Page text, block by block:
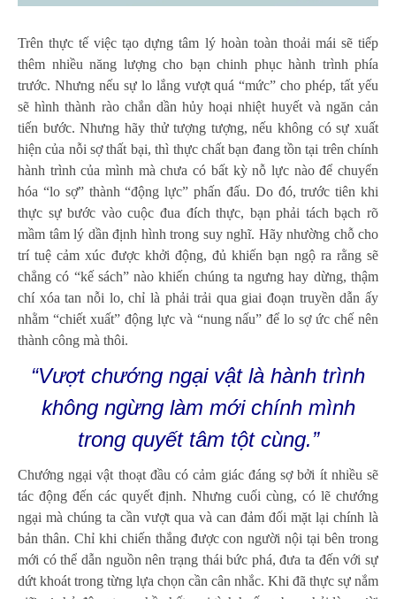
Trên thực tế việc tạo dựng tâm lý hoàn toàn thoải mái sẽ tiếp
thêm nhiều năng lượng cho bạn chinh phục hành trình phía
trước. Nhưng nếu sự lo lắng vượt quá “mức” cho phép, tất yếu
sẽ hình thành rào chắn dần hủy hoại nhiệt huyết và ngăn cản
tiến bước. Nhưng hãy thử tượng tượng, nếu không có sự xuất
hiện của nỗi sợ thất bại, thì thực chất bạn đang tồn tại trên chính
hành trình của mình mà chưa có bất kỳ nỗ lực nào để chuyển
hóa “lo sợ” thành “động lực” phấn đấu. Do đó, trước tiên khi
thực sự bước vào cuộc đua đích thực, bạn phải tách bạch rõ
mầm tâm lý dần định hình trong suy nghĩ. Hãy nhường chỗ cho
trí tuệ cảm xúc được khởi động, đủ khiến bạn ngộ ra rằng sẽ
chẳng có “kế sách” nào khiến chúng ta ngưng hay dừng, thậm
chí xóa tan nỗi lo, chỉ là phải trải qua giai đoạn truyền dẫn ấy
nhằm “chiết xuất” động lực và “nung nấu” để lo sợ ức chế nên
thành công mà thôi.
“Vượt chướng ngại vật là hành trình
không ngừng làm mới chính mình
trong quyết tâm tột cùng.”
Chướng ngại vật thoạt đầu có cảm giác đáng sợ bởi ít nhiều sẽ
tác động đến các quyết định. Nhưng cuối cùng, có lẽ chướng
ngại mà chúng ta cần vượt qua và can đảm đối mặt lại chính là
bản thân. Chỉ khi chiến thắng được con người nội tại bên trong
mới có thể dẫn nguồn nên trạng thái bức phá, đưa ta đến với sự
dứt khoát trong từng lựa chọn cần cân nhắc. Khi đã thực sự nắm